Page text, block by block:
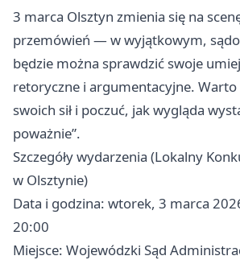
3 marca Olsztyn zmienia się na
przemówień — w wyjątkowym,
będzie można sprawdzić swoje
retoryczne i argumentacyjne.
swoich sił i poczuć, jak wygląda
poważnie”.
Szczegóły wydarzenia (Lokalny
w Olsztynie)
Data i godzina: wtorek, 3 marca
20:00
Miejsce: Wojewódzki Sąd